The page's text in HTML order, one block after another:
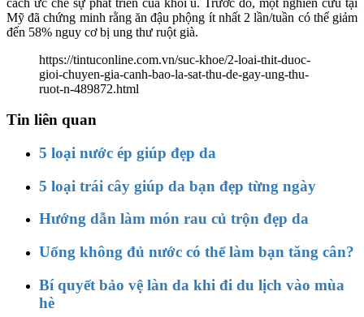
Mỹ đã chứng minh rằng ăn đậu phộng ít nhất 2 lần/tuần có thể giảm
đến 58% nguy cơ bị ung thư ruột già.
https://tintuconline.com.vn/suc-khoe/2-loai-thit-duoc-
gioi-chuyen-gia-canh-bao-la-sat-thu-de-gay-ung-thu-
ruot-n-489872.html
Tin liên quan
5 loại nước ép giúp đẹp da
5 loại trái cây giúp da bạn đẹp từng ngày
Hướng dẫn làm món rau củ trộn đẹp da
Uống không đủ nước có thể làm bạn tăng cân?
Bí quyết bảo vệ làn da khi đi du lịch vào mùa
hè